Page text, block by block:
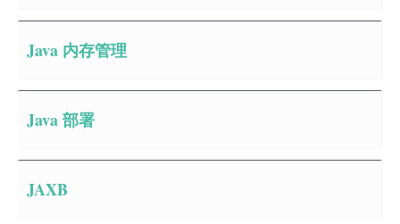
Java 内存管理
Java 部署
JAXB